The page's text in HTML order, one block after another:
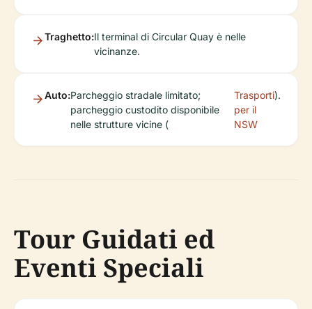
Traghetto:Il terminal di Circular Quay è nelle
vicinanze.
Auto:Parcheggio stradale limitato;
parcheggio custodito disponibile
nelle strutture vicine (
Trasporti
per il
NSW
).
Tour Guidati ed
Eventi Speciali